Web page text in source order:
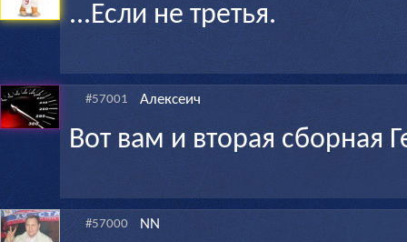
...Если не третья.
#57001 Алексеич
Вот вам и вторая сборная
#57000 NN